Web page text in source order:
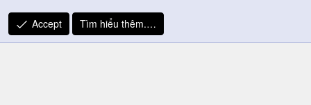
R
S
Accept Tìm hiểu thêm.…